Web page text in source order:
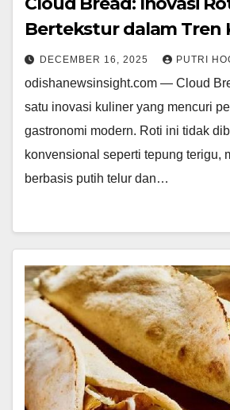
Bertekstur dalam Tren
DECEMBER 16, 2025 PUTRI
odishanewsinsight.com — Cloud
satu inovasi kuliner yang mencuri
gastronomi modern. Roti ini tidak
konvensional seperti tepung terigu,
berbasis putih telur dan…